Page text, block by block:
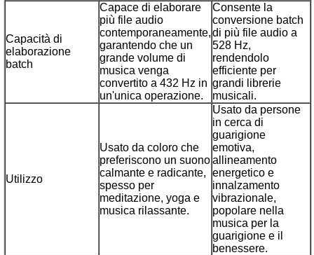
Capacità di
elaborazione
batch
Capace di elaborare
più file audio
contemporaneamente,
garantendo che un
grande volume di
musica venga
convertito a 432 Hz in
un'unica operazione.
Consente la
conversione batch
di più file audio a
528 Hz,
rendendolo
efficiente per
grandi librerie
musicali.
Utilizzo
Usato da coloro che
preferiscono un suono
calmante e radicante,
spesso per
meditazione, yoga e
musica rilassante.
Usato da persone
in cerca di
guarigione
emotiva,
allineamento
energetico e
innalzamento
vibrazionale,
popolare nella
musica per la
guarigione e il
benessere.